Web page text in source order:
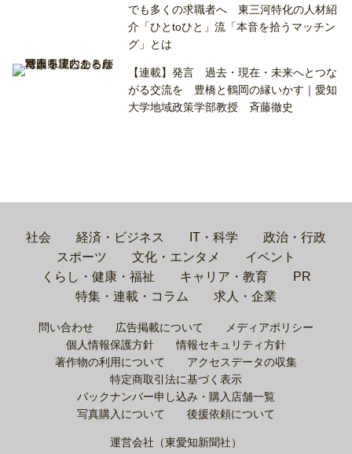
でも多くの求職者へ 東三河特化の人材紹
介「ひとtoひと」流「本音を拾うマッチン
グ」とは
【連載】発言 過去・現在・未来へとつな
がる交流を 豊橋と鶴岡の縁いかす｜愛知
大学地域政策学部教授 斉藤徹史
社会 経済・ビジネス IT・科学
政治・行政
スポーツ
文化・エンタメ
イベント
くらし・健康・福祉
キャリア・教育
PR
特集・連載・コラム
求人・企業
問い合わせ 広告掲載について
メディアポリシー
個人情報保護方針
情報セキュリティ方針
著作物の利用について
アクセスデータの収集
特定商取引法に基づく表示
バックナンバー申し込み・購入店舗一覧
写真購入について
後援依頼について
運営会社（東愛知新聞社）